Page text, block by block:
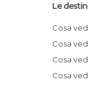
Le
Cosa
Cosa
Cosa
Cosa